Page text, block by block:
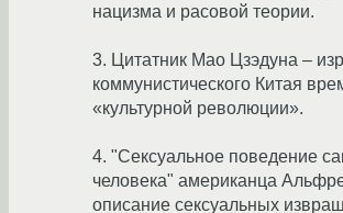
нацизма и расовой теории.
3. Цитатник Мао Цзэдуна –
коммунистического Китая
«культурной революции».
4. "Сексуальное поведение
человека" американца
описание сексуальных